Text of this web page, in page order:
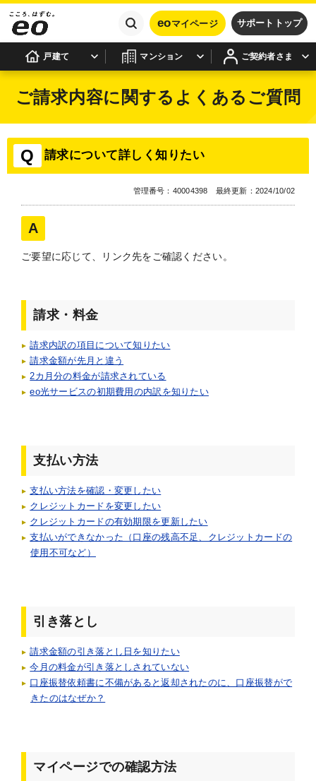
eoマイページ サポートトップ
戸建て マンション ご契約者さま
ご請求内容に関するよくあるご質問
請求について詳しく知りたい
管理番号：40004398 最終更新：2024/10/02
ご要望に応じて、リンク先をご確認ください。
請求・料金
請求内訳の項目について知りたい
請求金額が先月と違う
2カ月分の料金が請求されている
eo光サービスの初期費用の内訳を知りたい
支払い方法
支払い方法を確認・変更したい
クレジットカードを変更したい
クレジットカードの有効期限を更新したい
支払いができなかった（口座の残高不足、クレジットカードの
使用不可など）
引き落とし
請求金額の引き落とし日を知りたい
今月の料金が引き落としされていない
口座振替依頼書に不備があると返却されたのに、口座振替がで
きたのはなぜか？
マイページでの確認方法